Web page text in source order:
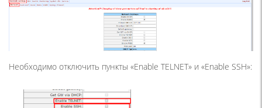
Необходимо отключить пункты «Enable TELNET» и «Enable SSH»: